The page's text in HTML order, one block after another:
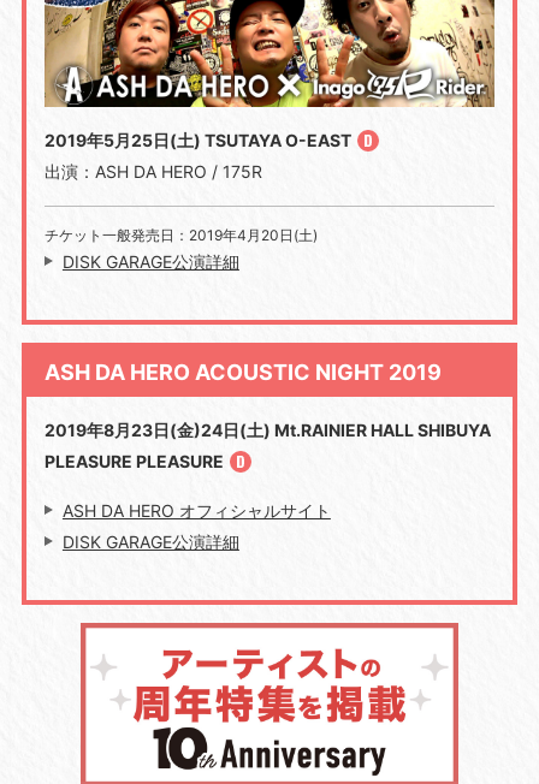
2019年5月25日(土) TSUTAYA O-EAST
出演：ASH DA HERO / 175R
チケット一般発売日：2019年4月20日(土)
DISK GARAGE公演詳細
ASH DA HERO ACOUSTIC NIGHT 2019
2019年8月23日(金)24日(土) Mt.RAINIER HALL SHIBUYA
PLEASURE PLEASURE
ASH DA HERO オフィシャルサイト
DISK GARAGE公演詳細